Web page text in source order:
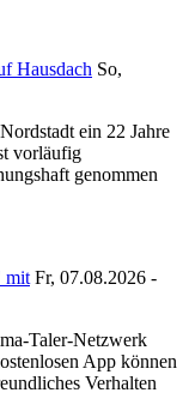
Hausdach So,
ein 22 Jahre
vorläufig
genommen
mit Fr, 07.08.2026 -
Taler-Netzwerk
App können
Verhalten